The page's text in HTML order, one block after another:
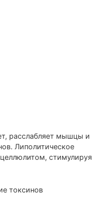
расслабляет мышцы и
Липолитическое
стимулируя
токсинов